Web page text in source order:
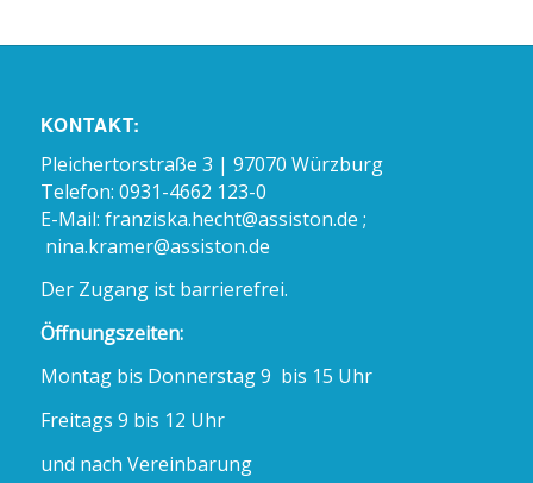
KONTAKT:
Pleichertorstraße 3 | 97070 Würzburg
Telefon: 0931-4662 123-0
E-Mail: franziska.hecht@assiston.de ;
nina.kramer@assiston.de
Der Zugang ist barrierefrei.
Öffnungszeiten:
Montag bis Donnerstag 9 bis 15 Uhr
Freitags 9 bis 12 Uhr
und nach Vereinbarung